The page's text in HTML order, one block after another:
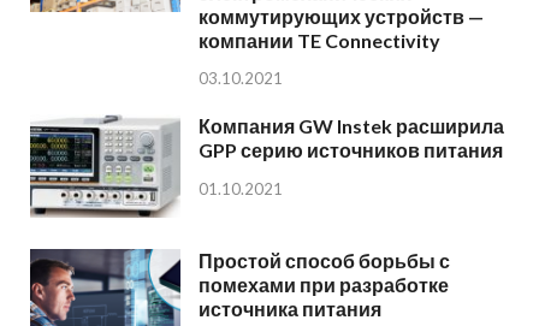
коммутирующих устройств —
компании TE Connectivity
03.10.2021
Компания GW Instek расширила
GPP серию источников питания
01.10.2021
Простой способ борьбы с
помехами при разработке
источника питания